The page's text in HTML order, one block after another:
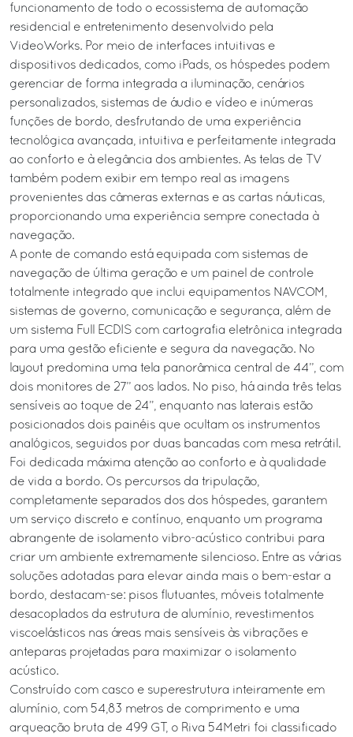
funcionamento de todo o ecossistema de automação
residencial e entretenimento desenvolvido pela
VideoWorks. Por meio de interfaces intuitivas e
dispositivos dedicados, como iPads, os hóspedes podem
gerenciar de forma integrada a iluminação, cenários
personalizados, sistemas de áudio e vídeo e inúmeras
funções de bordo, desfrutando de uma experiência
tecnológica avançada, intuitiva e perfeitamente integrada
ao conforto e à elegância dos ambientes. As telas de TV
também podem exibir em tempo real as imagens
provenientes das câmeras externas e as cartas náuticas,
proporcionando uma experiência sempre conectada à
navegação.
A ponte de comando está equipada com sistemas de
navegação de última geração e um painel de controle
totalmente integrado que inclui equipamentos NAVCOM,
sistemas de governo, comunicação e segurança, além de
um sistema Full ECDIS com cartografia eletrônica integrada
para uma gestão eficiente e segura da navegação. No
layout predomina uma tela panorâmica central de 44’’, com
dois monitores de 27’’ aos lados. No piso, há ainda três telas
sensíveis ao toque de 24”, enquanto nas laterais estão
posicionados dois painéis que ocultam os instrumentos
analógicos, seguidos por duas bancadas com mesa retrátil.
Foi dedicada máxima atenção ao conforto e à qualidade
de vida a bordo. Os percursos da tripulação,
completamente separados dos dos hóspedes, garantem
um serviço discreto e contínuo, enquanto um programa
abrangente de isolamento vibro-acústico contribui para
criar um ambiente extremamente silencioso. Entre as várias
soluções adotadas para elevar ainda mais o bem-estar a
bordo, destacam-se: pisos flutuantes, móveis totalmente
desacoplados da estrutura de alumínio, revestimentos
viscoelásticos nas áreas mais sensíveis às vibrações e
anteparas projetadas para maximizar o isolamento
acústico.
Construído com casco e superestrutura inteiramente em
alumínio, com 54,83 metros de comprimento e uma
arqueação bruta de 499 GT, o Riva 54Metri foi classificado